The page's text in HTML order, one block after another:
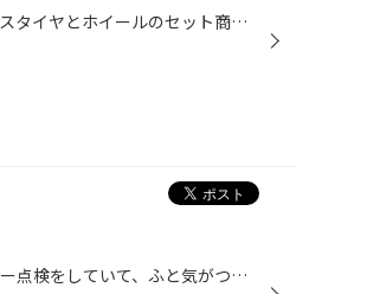
BMW F31 BLIZZAK×RD3 今回はF31にスタッドレスタイヤとホイールのセット商品をお取り付け。 BMW純正採用のランフラットタイヤのご用意も有りますが、こちらのお客様は ノーマルのスタッドレスタイヤをお選びいただきました。 ランフラットタイヤ装着者はパンクしてもしばらく走行出来るため、スペ...
バッテリー点検のご来店を・・・ 入庫車両のバッテリー点検をしていて、ふと気がついた事が有ります。 「最近不良バッテリー」が多い気がしました。 「気がする」だけでは信憑性が無いので、データで確認。 バッテリーテスター（バッテリー点検の時に使う機械）の履歴を調べてみました。 約１週間で...